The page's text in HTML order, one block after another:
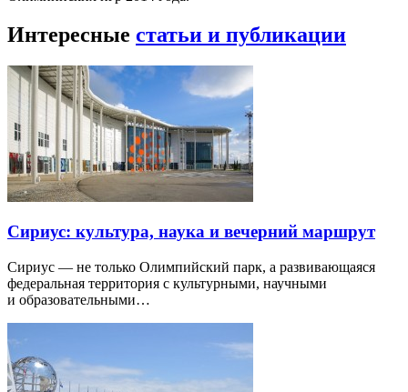
Интересные статьи и публикации
Сириус: культура, наука и вечерний маршрут
Сириус — не только Олимпийский парк, а развивающаяся
федеральная территория с культурными, научными
и образовательными…